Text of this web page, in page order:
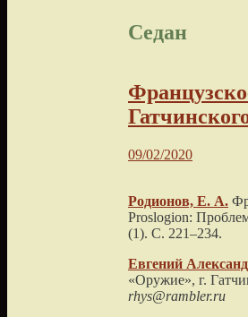
Седан
09/02/2020
Родионов, Е. А.
Proslogion:
(1). С. 221–234.
Евгений
«Оружие», г.
rhys@rambler.ru